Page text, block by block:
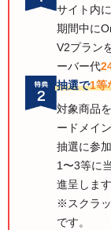
サイト内
期間中に
V2プラン
ーバー代
抽選で1等
対象商品
ードメイ
抽選に参
1〜3等に
進呈します
※スクラッ
です。